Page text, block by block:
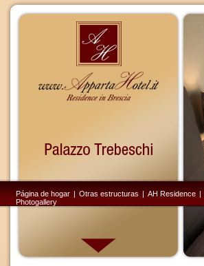
Página de hogar | Otras estructuras | AH Residence |
Photogallery